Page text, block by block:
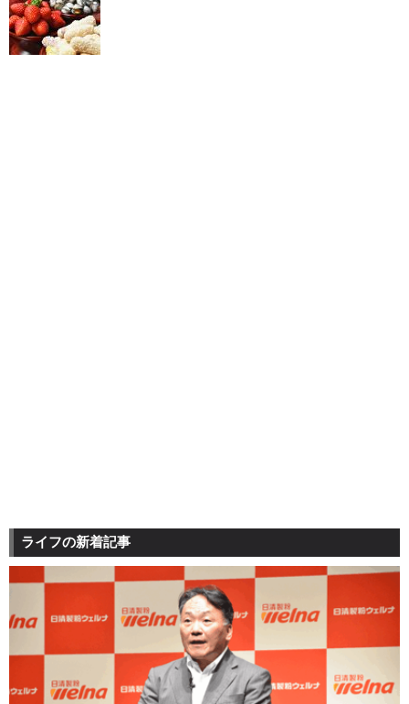
ライフの新着記事